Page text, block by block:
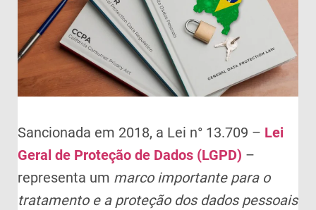
Sancionada em 2018, a Lei n° 13.709 – Lei
Geral de Proteção de Dados (LGPD) –
representa um marco importante para o
tratamento e a proteção dos dados pessoais